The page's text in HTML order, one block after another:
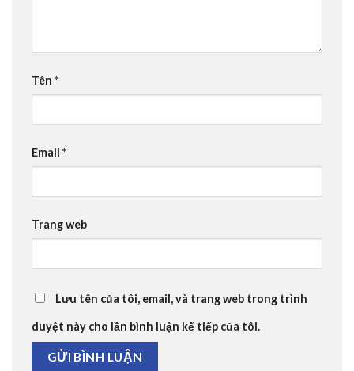
Tên *
Email *
Trang web
Lưu tên của tôi, email, và trang web trong trình
duyệt này cho lần bình luận kế tiếp của tôi.